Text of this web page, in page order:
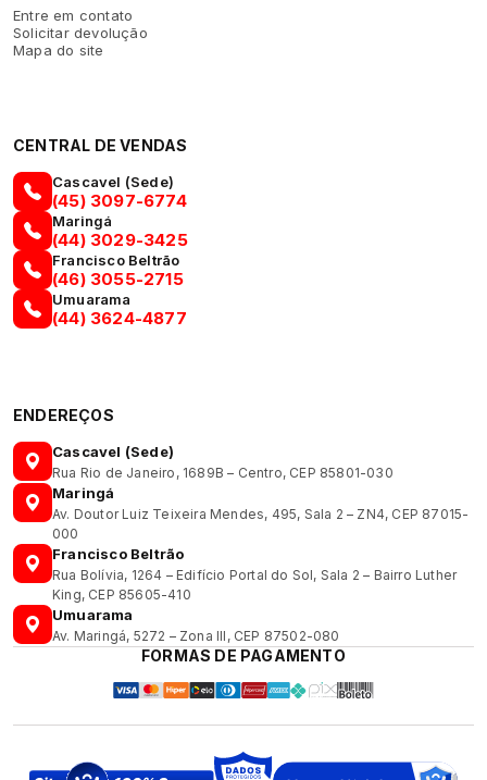
Entre em contato
Solicitar devolução
Mapa do site
CENTRAL DE VENDAS
Cascavel (Sede)
(45) 3097-6774
Maringá
(44) 3029-3425
Francisco Beltrão
(46) 3055-2715
Umuarama
(44) 3624-4877
ENDEREÇOS
Cascavel (Sede)
Rua Rio de Janeiro, 1689B – Centro, CEP 85801-030
Maringá
Av. Doutor Luiz Teixeira Mendes, 495, Sala 2 – ZN4, CEP 87015-
000
Francisco Beltrão
Rua Bolívia, 1264 – Edifício Portal do Sol, Sala 2 – Bairro Luther
King, CEP 85605-410
Umuarama
Av. Maringá, 5272 – Zona III, CEP 87502-080
FORMAS DE PAGAMENTO